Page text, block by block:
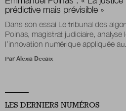
prédictive mais prévisible »
Dans son essai Le tribunal des
Poinas, magistrat judiciaire, analyse
l’innovation numérique appliquée
Par Alexia Decaix
LES DERNIERS NUMÉROS